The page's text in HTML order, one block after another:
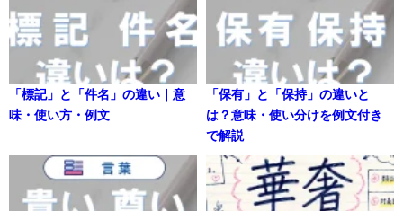
「標記」と「件名」の違い｜意
味・使い方・例文
「保有」と「保持」の違いと
は？意味・使い分けを例文付き
で解説